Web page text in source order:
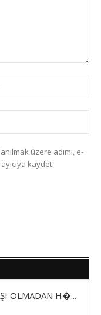
üzere adımı, e-
kaydet.
OLMADAN H�...